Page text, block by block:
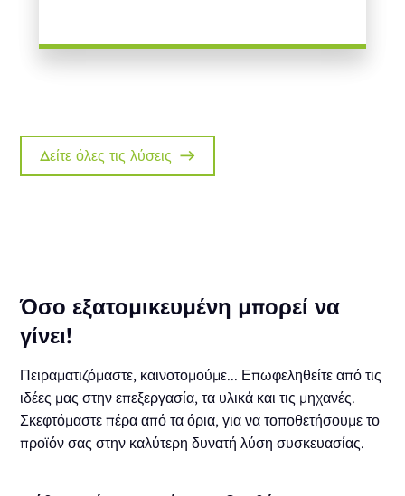
Δείτε όλες τις λύσεις
Όσο εξατομικευμένη μπορεί να
γίνει!
Πειραματιζόμαστε, καινοτομούμε... Επωφεληθείτε από τις
ιδέες μας στην επεξεργασία, τα υλικά και τις μηχανές.
Σκεφτόμαστε πέρα από τα όρια, για να τοποθετήσουμε το
προϊόν σας στην καλύτερη δυνατή λύση συσκευασίας.